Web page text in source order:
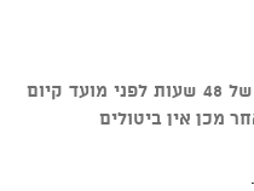
ניתן לבטל כרטיסים עד טווח זמן של 48 שעות לפני מועד קיום